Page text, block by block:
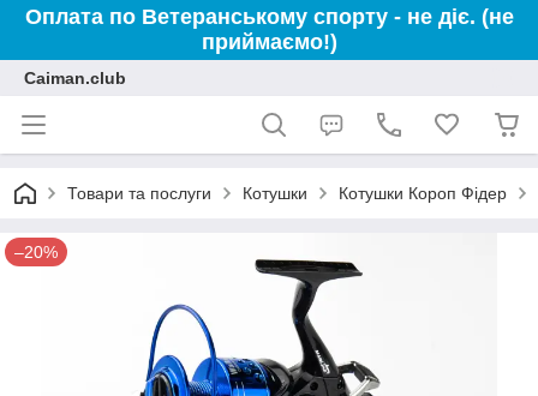
Оплата по Ветеранському спорту - не діє. (не
приймаємо!)
Caiman.club
Товари та послуги Котушки Котушки Короп Фідер
–20%